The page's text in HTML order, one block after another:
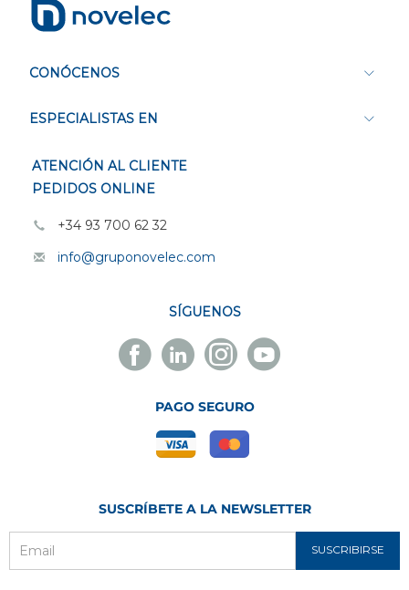
CONÓCENOS
ESPECIALISTAS EN
ATENCIÓN AL CLIENTE
PEDIDOS ONLINE
+34 93 700 62 32
info@gruponovelec.com
SÍGUENOS
Facebook
Novelec
Linkedin
Novelec
Instagram
Novelec
Youtube
Novelec
PAGO SEGURO
SUSCRÍBETE A LA NEWSLETTER
SUSCRIBIRSE